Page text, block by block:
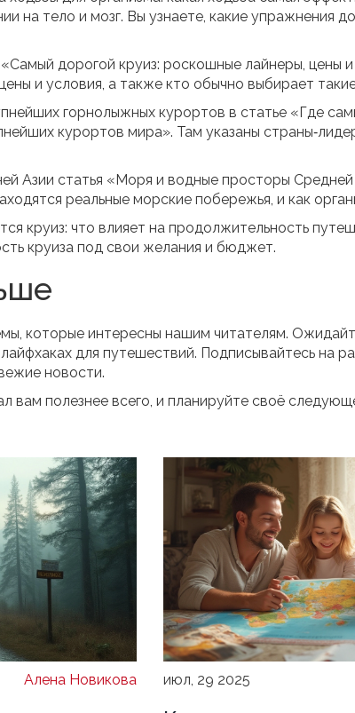
на тело и мозг. Вы узнаете, какие упражнения
дорогой круиз: роскошные лайнеры, цены
и условия, а также кто обычно выбирает
горнолыжных курортов в статье «Где
курортов мира». Там указаны
Азии статья «Моря и водные просторы Средней
реальные морские побережья, и как
круиз: что влияет на продолжительность
круиза под свои желания и бюджет.
которые интересны нашим читателям.
для путешествий. Подписывайтесь на
новости.
вам полезнее всего, и планируйте своё
Алена Новикова июл, 29 2025